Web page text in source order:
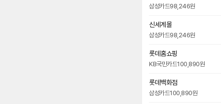
삼성카드98,246원
신세계몰
삼성카드98,246원
롯데홈쇼핑
KB국민카드100,890원
롯데백화점
삼성카드100,890원